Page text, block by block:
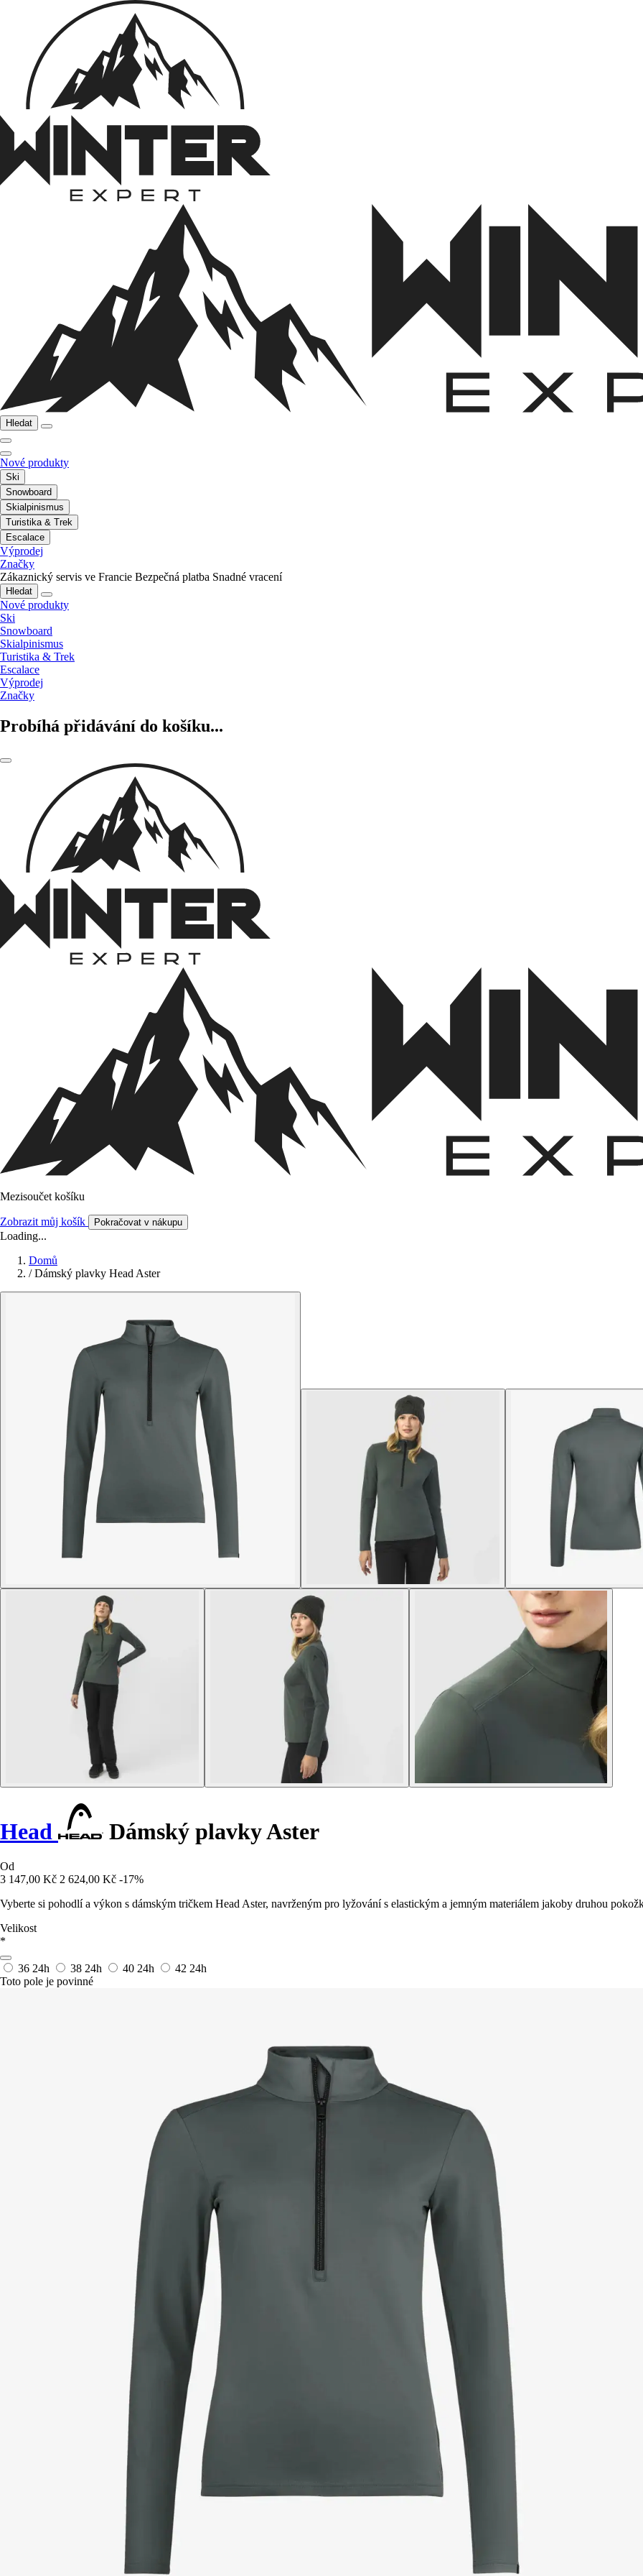
Hledat
Nové produkty
Ski
Snowboard
Skialpinismus
Turistika & Trek
Escalace
Výprodej
Značky
Zákaznický servis ve Francie Bezpečná platba Snadné vracení
Hledat
Nové produkty
Ski
Snowboard
Skialpinismus
Turistika & Trek
Escalace
Výprodej
Značky
Probíhá přidávání do košíku...
Mezisoučet košíku
Zobrazit můj košík Pokračovat v nákupu
Loading...
Domů
/ Dámský plavky Head Aster
Head Dámský plavky Aster
Od
3 147,00 Kč 2 624,00 Kč -17%
Vyberte si pohodlí a výkon s dámským tričkem Head Aster, navrženým pro lyžování s elastickým a jemným materiálem jakoby druhou
Velikost
*
36 24h 38 24h 40 24h 42 24h
Toto pole je povinné